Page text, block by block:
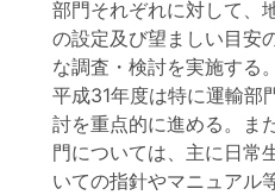
部門それぞれに対して、
の設定及び望ましい目安
な調査・検討を実施する。
平成31年度は特に運輸部
討を重点的に進める。ま
門については、主に日常
いての指針やマニュアル